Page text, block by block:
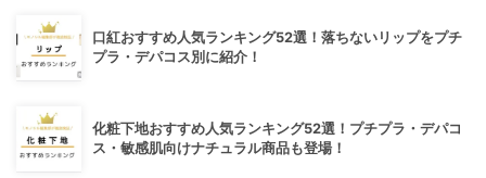
口紅おすすめ人気ランキング52選！落ちないリップをプチ
プラ・デパコス別に紹介！
化粧下地おすすめ人気ランキング52選！プチプラ・デパコ
ス・敏感肌向けナチュラル商品も登場！